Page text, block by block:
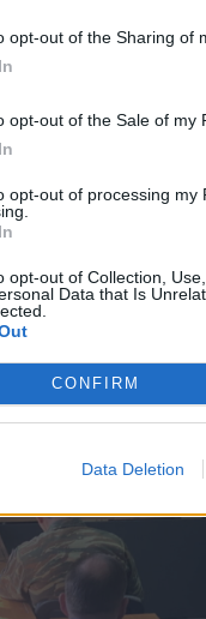
opt-out of the Sharing of
opt-out of the Sale of my
opt-out of processing my
opt-out of Collection,
Data that Is
CONFIRM
Data Deletion
περιλάμβανε και
πληρέστερη